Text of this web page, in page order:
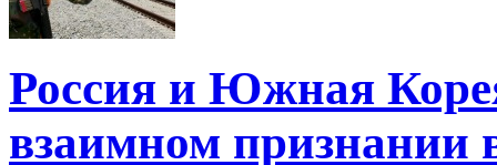
Россия и Южная
взаимном признании